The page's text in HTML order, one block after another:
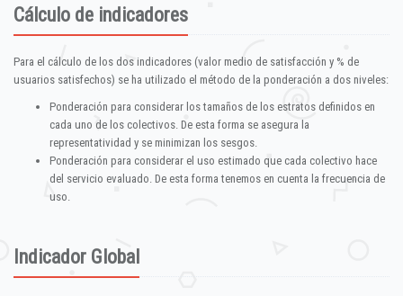
Cálculo de indicadores
Para el cálculo de los dos indicadores (valor medio de satisfacción y % de
usuarios satisfechos) se ha utilizado el método de la ponderación a dos niveles:
Ponderación para considerar los tamaños de los estratos definidos en
cada uno de los colectivos. De esta forma se asegura la
representatividad y se minimizan los sesgos.
Ponderación para considerar el uso estimado que cada colectivo hace
del servicio evaluado. De esta forma tenemos en cuenta la frecuencia de
uso.
Indicador Global